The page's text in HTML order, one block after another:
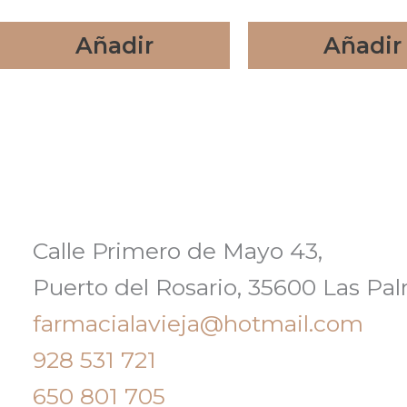
Añadir Añadir
Calle Primero de Mayo 43,
Puerto del Rosario, 35600 Las
farmacialavieja@hotmail.com
928 531 721
650 801 705